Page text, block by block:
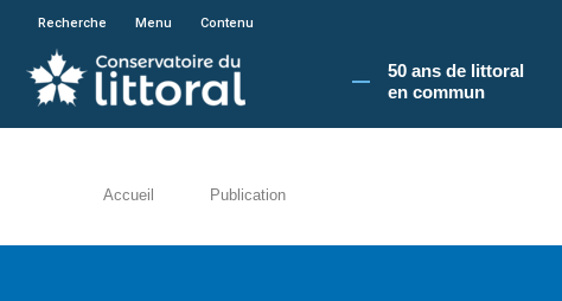
En poursuivant votre navigation sur le site du
Recherche Menu Contenu
50 ans de littoral
en commun​
Accueil Publication